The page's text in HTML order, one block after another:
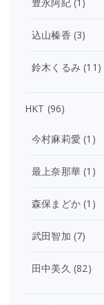
込山榛香 (3)
鈴木くるみ (11)
HKT (96)
今村麻莉愛 (1)
最上奈那華 (1)
森保まどか (1)
武田智加 (7)
田中美久 (82)